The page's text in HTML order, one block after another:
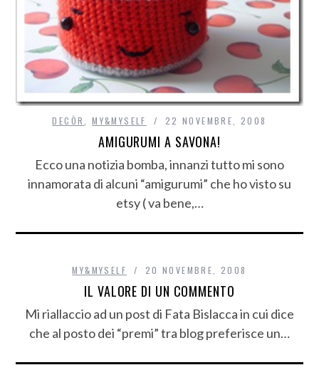
DECÒR ,MY&MYSELF 22 NOVEMBRE, 2008
AMIGURUMI A SAVONA!
Ecco una notizia bomba, innanzi tutto mi sono
innamorata di alcuni “amigurumi” che ho visto su
etsy ( va bene,…
MY&MYSELF 20 NOVEMBRE, 2008
IL VALORE DI UN COMMENTO
Mi riallaccio ad un post di Fata Bislacca in cui dice
che al posto dei “premi” tra blog preferisce un…